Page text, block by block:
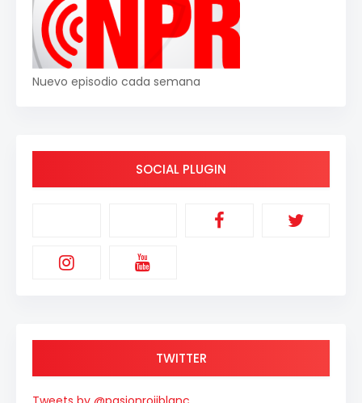
Nuevo episodio cada semana
SOCIAL PLUGIN
TWITTER